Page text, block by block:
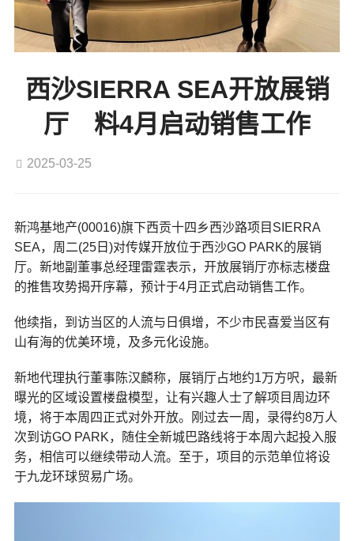
西沙SIERRA SEA开放展销
厅 料4月启动销售工作
2025-03-25
新鸿基地产(00016)旗下西贡十四乡西沙路项目SIERRA
SEA，周二(25日)对传媒开放位于西沙GO PARK的展销
厅。新地副董事总经理雷霆表示，开放展销厅亦标志楼盘
的推售攻势揭开序幕，预计于4月正式启动销售工作。
他续指，到访当区的人流与日俱增，不少市民喜爱当区有
山有海的优美环境，及多元化设施。
新地代理执行董事陈汉麟称，展销厅占地约1万方呎，最新
曝光的区域设置楼盘模型，让有兴趣人士了解项目周边环
境，将于本周四正式对外开放。刚过去一周，录得约8万人
次到访GO PARK，随住全新城巴路线将于本周六起投入服
务，相信可以继续带动人流。至于，项目的示范单位将设
于九龙环球贸易广场。